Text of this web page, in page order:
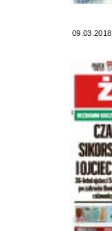
09.03.2018